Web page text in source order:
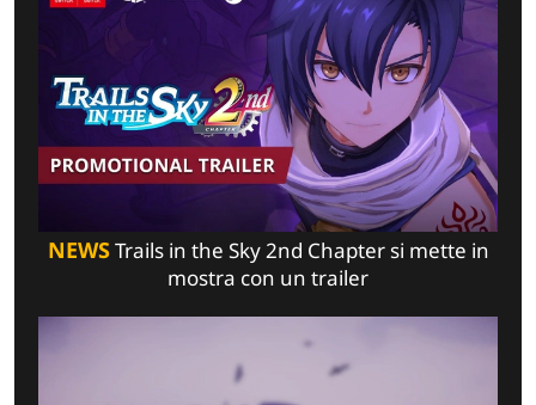
NEWSTrails in the Sky 2nd Chapter si mette in
mostra con un trailer